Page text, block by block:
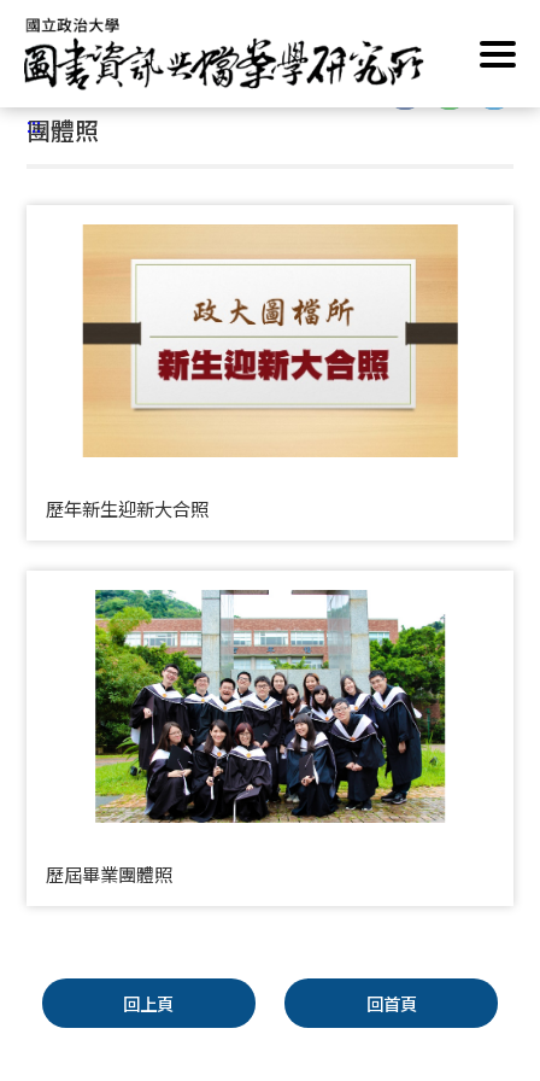
跳
到
主
要
內
首頁/活動花絮
:::
團體照
歷年新生迎新大合照
歷屆畢業團體照
回上頁 回首頁